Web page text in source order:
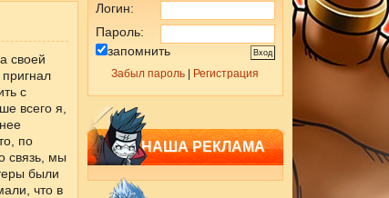
Логин:
Пароль:
запомнить
Забыл пароль Регистрация
НАША РЕКЛАМА
своей
с
всего я,
по
связь, мы
были
что в